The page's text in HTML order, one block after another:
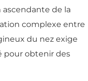
de la
complexe entre
du nez exige
pour obtenir des